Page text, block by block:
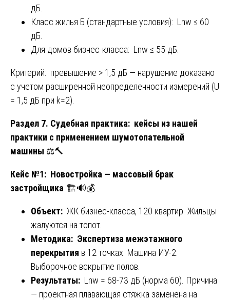
дБ.
Класс жилья Б (стандартные условия): Lnw ≤ 60
дБ.
Для домов бизнес-класса: Lnw ≤ 55 дБ.
Критерий: превышение > 1,5 дБ — нарушение доказано
с учетом расширенной неопределенности измерений (U
= 1,5 дБ при k=2).
Раздел 7. Судебная практика: кейсы из нашей
практики с применением шумотопательной
машины ⚖️🔨
Кейс №1: Новостройка — массовый брак
застройщика 🏗️🔊💰
Объект: ЖК бизнес-класса, 120 квартир. Жильцы
жалуются на топот.
Методика: Экспертиза межэтажного
перекрытия в 12 точках. Машина ИУ-2.
Выборочное вскрытие полов.
Результаты: Lnw = 68-73 дБ (норма 60). Причина
— проектная плавающая стяжка заменена на